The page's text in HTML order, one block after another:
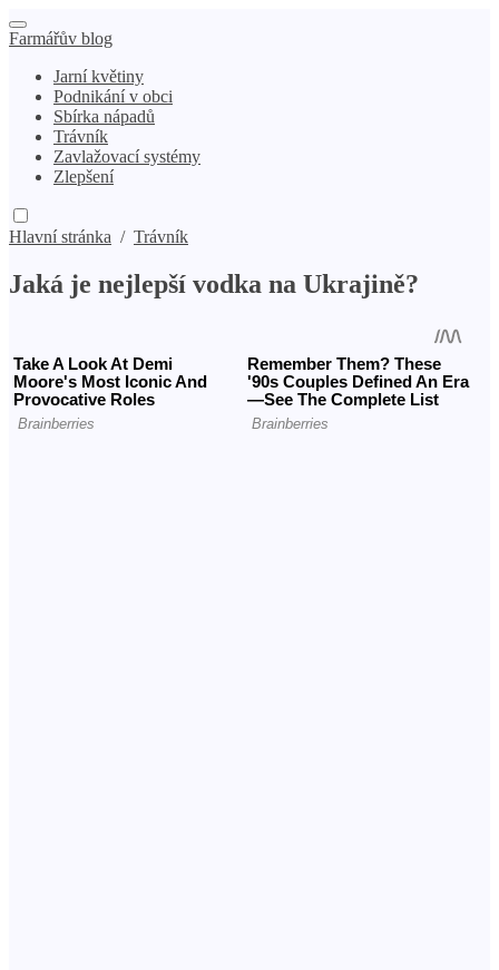
Farmářův blog
Jarní květiny
Podnikání v obci
Sbírka nápadů
Trávník
Zavlažovací systémy
Zlepšení
Hlavní stránka / Trávník
Jaká je nejlepší vodka na Ukrajině?